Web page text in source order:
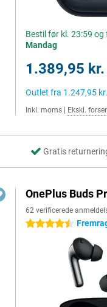
Bestil før kl. 23:59 og
Mandag
1.389,95 kr.
Outlet fra 1.247,95 kr.
Inkl. moms Ekskl.
Gratis
OnePlus Buds
62 verificerede
4.5 stjerner